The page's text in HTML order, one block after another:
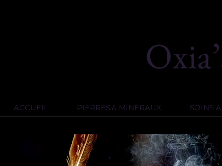
ACCUEIL PIERRES & MINÉRAUX SOINS